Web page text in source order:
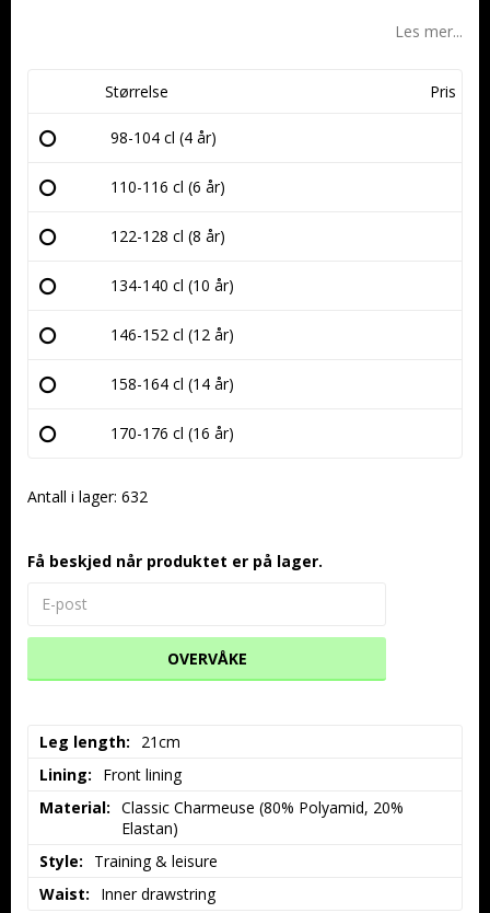
Les mer...
Størrelse Pris
98-104 cl (4 år)
110-116 cl (6 år)
122-128 cl (8 år)
134-140 cl (10 år)
146-152 cl (12 år)
158-164 cl (14 år)
170-176 cl (16 år)
Antall i lager: 632
Få beskjed når produktet er på lager.
OVERVÅKE
Leg length
21cm
Lining
Front lining
Material
Classic Charmeuse (80% Polyamid, 20%
Elastan)
Style
Training & leisure
Waist
Inner drawstring